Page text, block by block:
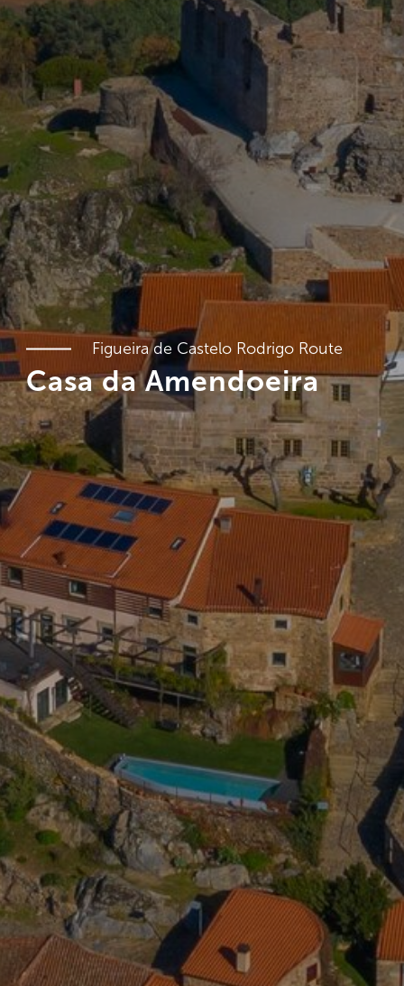
Figueira de Castelo Rodrigo Route
Casa da Amendoeira